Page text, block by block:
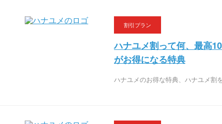
割引プラン
ハナユメ割って何、最高
がお得になる特典
ハナユメのお得な特典、ハナユメ